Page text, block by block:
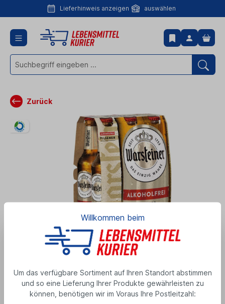
Lieferhinweis
Lieferhinweis anzeigen auswählen
Willkommen beim
Um das verfügbare Sortiment auf Ihren Standort abstimmen
und so eine Lieferung Ihrer Produkte gewährleisten zu
können, benötigen wir im Voraus Ihre Postleitzahl:
Zurück
WARSTEINER ALKOHOLFREI 6 x 0,33L
Produktnummer: 007985
MEHRWEGPFAND
Alkoholfreies Bier